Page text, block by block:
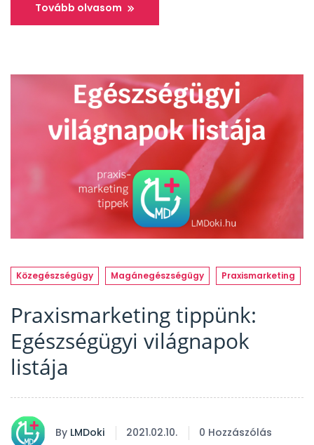
Tovább olvasom
Közegészségügy Magánegészségügy Praxismarketing
Praxismarketing tippünk:
Egészségügyi világnapok
listája
By LMDoki 2021.02.10. 0 Hozzászólás